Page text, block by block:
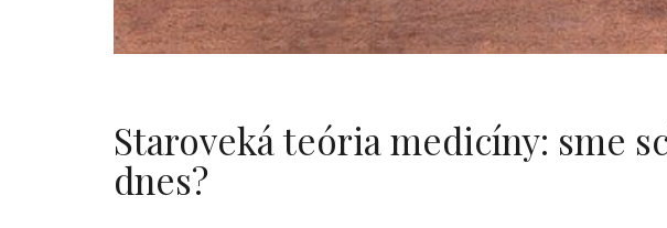
Staroveká teória medicíny: sme
dnes?